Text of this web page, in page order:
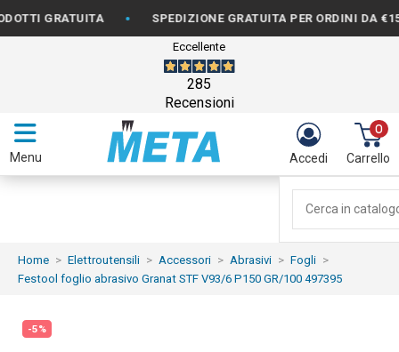
• SPEDIZIONE GRATUITA PER ORDINI DA €150 •
Eccellente
285
Recensioni
Menu Accedi
0
Carrello
Home Elettroutensili Accessori Abrasivi
Fogli
Festool foglio abrasivo Granat STF V93/6 P150 GR/100 497395
-5%